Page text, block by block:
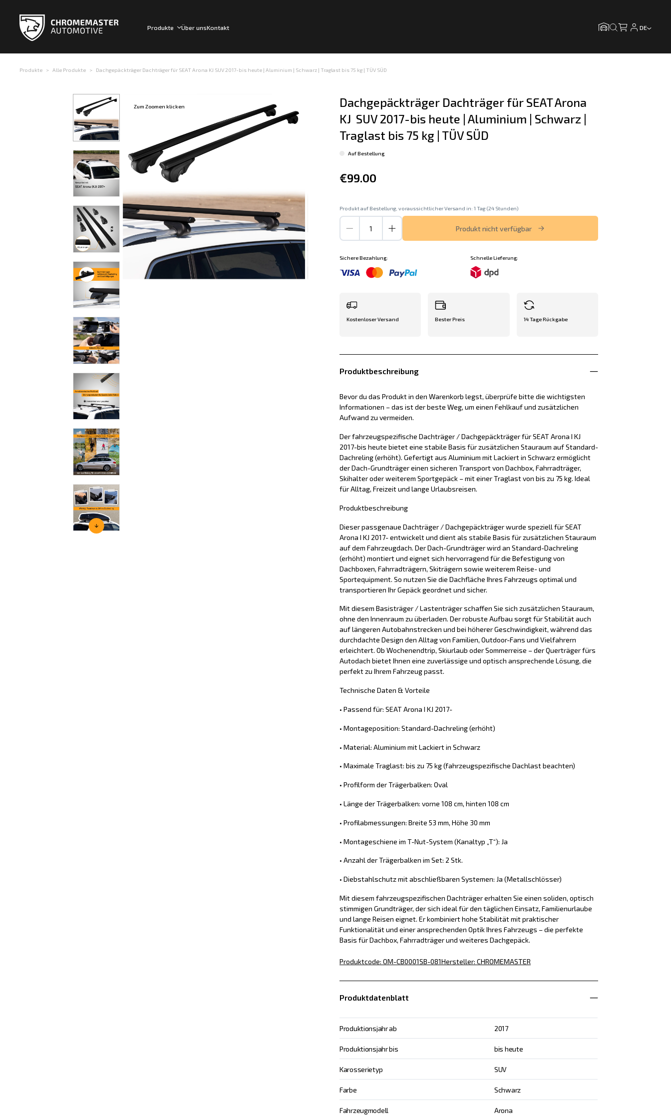
Produkte Über unsKontakt DE
Produkte Alle Produkte Dachgepäckträger Dachträger für SEAT Arona KJ SUV 2017-bis heute | Aluminium | Schwarz | Traglast bis 75 kg | TÜV SÜD
Zum Zoomen klicken
Dachgepäckträger Dachträger für SEAT Arona
KJ  SUV 2017-bis heute | Aluminium | Schwarz |
Traglast bis 75 kg | TÜV SÜD
Auf Bestellung
€99.00
Produkt auf Bestellung, voraussichtlicher Versand in: 1 Tag (24 Stunden)
Produkt nicht verfügbar
Sichere Bezahlung: Schnelle Lieferung:
Kostenloser Versand Bester Preis 14 Tage Rückgabe
Produktbeschreibung
Bevor du das Produkt in den Warenkorb legst, überprüfe bitte die wichtigsten
Informationen – das ist der beste Weg, um einen Fehlkauf und zusätzlichen
Aufwand zu vermeiden.
Der fahrzeugspezifische Dachträger / Dachgepäckträger für SEAT Arona I KJ
2017-bis heute bietet eine stabile Basis für zusätzlichen Stauraum auf Standard-
Dachreling (erhöht). Gefertigt aus Aluminium mit Lackiert in Schwarz ermöglicht
der Dach-Grundträger einen sicheren Transport von Dachbox, Fahrradträger,
Skihalter oder weiterem Sportgepäck – mit einer Traglast von bis zu 75 kg. Ideal
für Alltag, Freizeit und lange Urlaubsreisen.
Produktbeschreibung
Dieser passgenaue Dachträger / Dachgepäckträger wurde speziell für SEAT
Arona I KJ 2017- entwickelt und dient als stabile Basis für zusätzlichen Stauraum
auf dem Fahrzeugdach. Der Dach-Grundträger wird an Standard-Dachreling
(erhöht) montiert und eignet sich hervorragend für die Befestigung von
Dachboxen, Fahrradträgern, Skiträgern sowie weiterem Reise- und
Sportequipment. So nutzen Sie die Dachfläche Ihres Fahrzeugs optimal und
transportieren Ihr Gepäck geordnet und sicher.
Mit diesem Basisträger / Lastenträger schaffen Sie sich zusätzlichen Stauraum,
ohne den Innenraum zu überladen. Der robuste Aufbau sorgt für Stabilität auch
auf längeren Autobahnstrecken und bei höherer Geschwindigkeit, während das
durchdachte Design den Alltag von Familien, Outdoor-Fans und Vielfahrern
erleichtert. Ob Wochenendtrip, Skiurlaub oder Sommerreise – der Querträger fürs
Autodach bietet Ihnen eine zuverlässige und optisch ansprechende Lösung, die
perfekt zu Ihrem Fahrzeug passt.
Technische Daten & Vorteile
• Passend für: SEAT Arona I KJ 2017-
• Montageposition: Standard-Dachreling (erhöht)
• Material: Aluminium mit Lackiert in Schwarz
• Maximale Traglast: bis zu 75 kg (fahrzeugspezifische Dachlast beachten)
• Profilform der Trägerbalken: Oval
• Länge der Trägerbalken: vorne 108 cm, hinten 108 cm
• Profilabmessungen: Breite 53 mm, Höhe 30 mm
• Montageschiene im T-Nut-System (Kanaltyp „T“): Ja
• Anzahl der Trägerbalken im Set: 2 Stk.
• Diebstahlschutz mit abschließbaren Systemen: Ja (Metallschlösser)
Mit diesem fahrzeugspezifischen Dachträger erhalten Sie einen soliden, optisch
stimmigen Grundträger, der sich ideal für den täglichen Einsatz, Familienurlaube
und lange Reisen eignet. Er kombiniert hohe Stabilität mit praktischer
Funktionalität und einer ansprechenden Optik Ihres Fahrzeugs – die perfekte
Basis für Dachbox, Fahrradträger und weiteres Dachgepäck.
Produktcode: OM-CB0001SB-081Hersteller: CHROMEMASTER
Produktdatenblatt
Produktionsjahr ab 2017
Produktionsjahr bis bis heute
Karosserietyp SUV
Farbe Schwarz
Fahrzeugmodell Arona